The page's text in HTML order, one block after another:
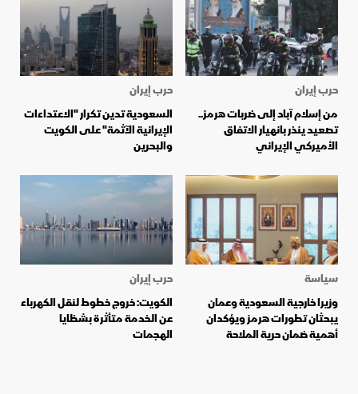
حرب إيران
من إسلام آباد إلى ضربات هرمز..
تصعيد ينذر بانهيار الاتفاق
الأميركي الإيراني
حرب إيران
السعودية تدين تكرار "الاعتداءات
الإيرانية الآثمة" على الكويت
والبحرين
سياسة
وزيرا خارجية السعودية وعمان
يبحثان تطورات هرمز ويؤكدان
أهمية ضمان حرية الملاحة
حرب إيران
الكويت: خروج خطوط لنقل الكهرباء
عن الخدمة متأثرة بشظايا
الهجمات